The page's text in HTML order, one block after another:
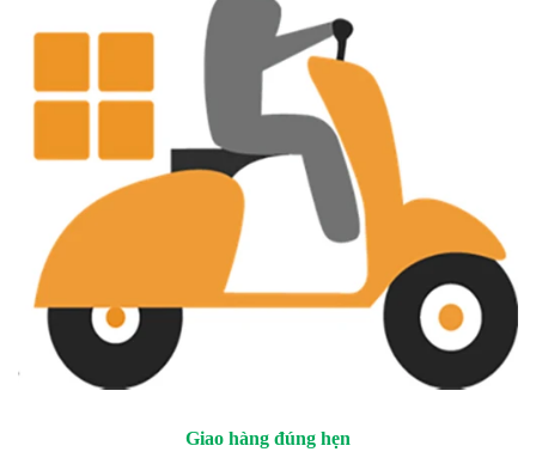
Giao hàng đúng hẹn